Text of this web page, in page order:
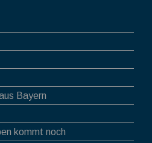
Bayern
kommt noch